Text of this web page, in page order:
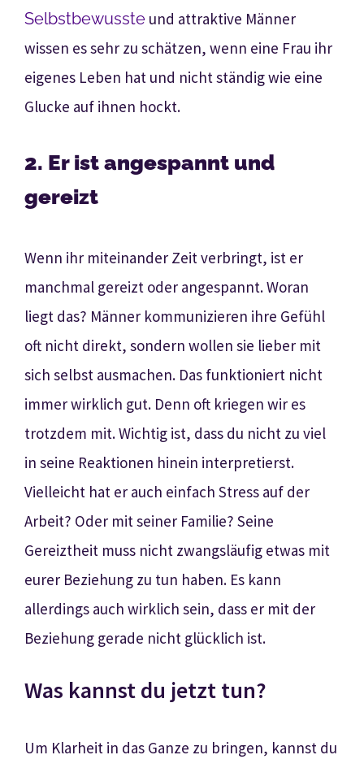
Selbstbewusste und attraktive Männer
wissen es sehr zu schätzen, wenn eine Frau ihr
eigenes Leben hat und nicht ständig wie eine
Glucke auf ihnen hockt.
2. Er ist angespannt und
gereizt
Wenn ihr miteinander Zeit verbringt, ist er
manchmal gereizt oder angespannt. Woran
liegt das? Männer kommunizieren ihre Gefühl
oft nicht direkt, sondern wollen sie lieber mit
sich selbst ausmachen. Das funktioniert nicht
immer wirklich gut. Denn oft kriegen wir es
trotzdem mit. Wichtig ist, dass du nicht zu viel
in seine Reaktionen hinein interpretierst.
Vielleicht hat er auch einfach Stress auf der
Arbeit? Oder mit seiner Familie? Seine
Gereiztheit muss nicht zwangsläufig etwas mit
eurer Beziehung zu tun haben. Es kann
allerdings auch wirklich sein, dass er mit der
Beziehung gerade nicht glücklich ist.
Was kannst du jetzt tun?
Um Klarheit in das Ganze zu bringen, kannst du